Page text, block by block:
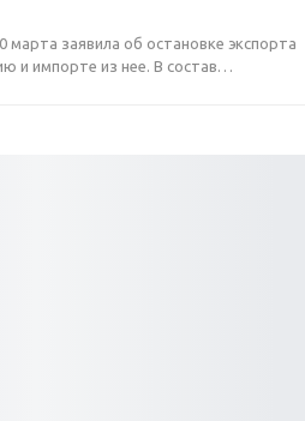
марта заявила об остановке экспорта
и импорте из нее. В состав…